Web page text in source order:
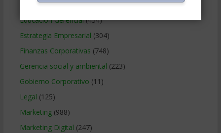
Contabilidad(466)
Educacion Gerencial(454)
Estrategia Empresarial (304)
Finanzas Corporativas (748)
Gerencia social y ambiental (223)
Gobierno Corporativo (11)
Legal (125)
Marketing(988)
Marketing Digital (247)